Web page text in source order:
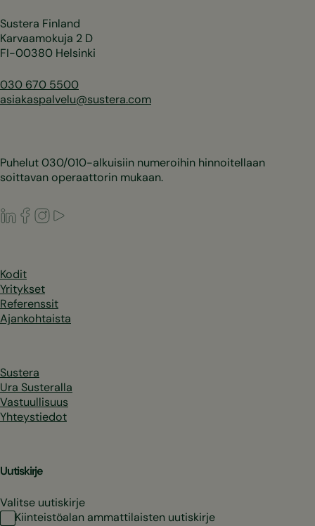
Sustera Finland
Karvaamokuja 2 D
FI-00380 Helsinki
030 670 5500
asiakaspalvelu@sustera.com
Puhelut 030/010-alkuisiin numeroihin hinnoitellaan
soittavan operaattorin mukaan.
LinkedIn
Facebook
Instagram
Kodit
Yritykset
Referenssit
Ajankohtaista
Sustera
Ura Susteralla
Vastuullisuus
Yhteystiedot
Uutiskirje
Valitse uutiskirje
Kiinteistöalan ammattilaisten uutiskirje